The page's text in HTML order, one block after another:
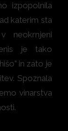
izpopolnila
katerim sta
neokrnjeni
je tako
in zato je
Spoznala
vinarstva